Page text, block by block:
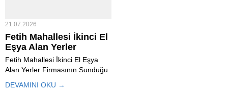
21.07.2026
Fetih Mahallesi İkinci El
Eşya Alan Yerler
Fetih Mahallesi İkinci El Eşya
Alan Yerler Firmasının Sunduğu
Süreci Fetih Mahallesi İkinci El
DEVAMINI OKU →